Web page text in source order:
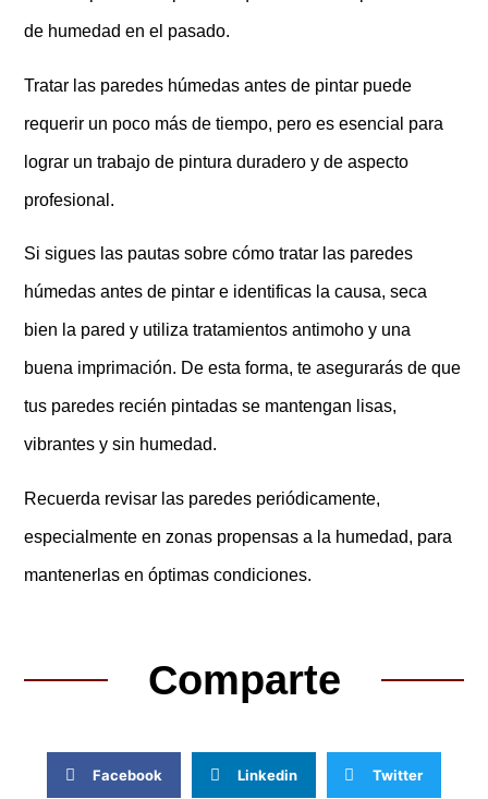
de humedad en el pasado.
Tratar las paredes húmedas antes de pintar puede
requerir un poco más de tiempo, pero es esencial para
lograr un trabajo de pintura duradero y de aspecto
profesional.
Si sigues las pautas sobre cómo tratar las paredes
húmedas antes de pintar e identificas la causa, seca
bien la pared y utiliza tratamientos antimoho y una
buena imprimación. De esta forma, te asegurarás de que
tus paredes recién pintadas se mantengan lisas,
vibrantes y sin humedad.
Recuerda revisar las paredes periódicamente,
especialmente en zonas propensas a la humedad, para
mantenerlas en óptimas condiciones.
Comparte
Facebook Linkedin Twitter